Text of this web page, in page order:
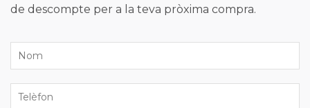
de descompte per a la teva pròxima compra.